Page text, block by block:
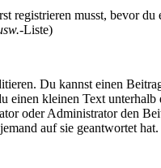
registrieren musst, bevor
-Liste)
Du kannst einen
kleinen Text
oder Administrator den
auf sie geantwortet hat.